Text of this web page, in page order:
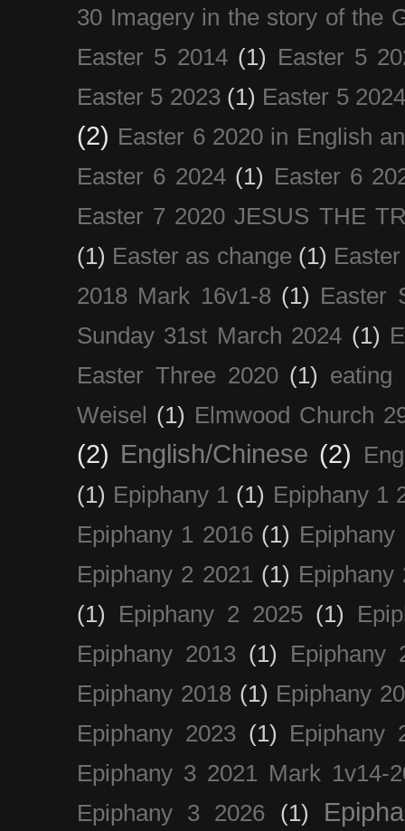
30 Imagery in the story of the
Easter 5 2014 (1) Easter 5
Easter 5 2023 (1) Easter 5
(2) Easter 6 2020 in English
Easter 6 2024 (1) Easter 6
Easter 7 2020 JESUS THE
(1) Easter as change (1)
2018 Mark 16v1-8 (1) Easter
Sunday 31st March 2024 (1)
Easter Three 2020 (1) eating
Weisel
(1) Elmwood Church
(2) English/Chinese (2)
(1) Epiphany 1 (1) Epiphany 1
Epiphany 1 2016 (1) Epiphany
Epiphany 2 2021 (1) Epiphany
(1)
Epiphany 2 2025 (1)
Epiphany 2013 (1)
Epiphany
Epiphany 2018 (1) Epiphany
Epiphany 2023 (1)
Epiphany
Epiphany 3 2021 Mark 1v14-
Epiphany 3 2026
(1)